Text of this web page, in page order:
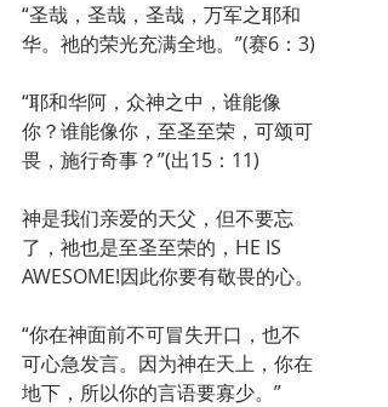
“圣哉，圣哉，圣哉，万军之耶和
华。祂的荣光充满全地。”(赛6：3)
“耶和华阿，众神之中，谁能像
你？谁能像你，至圣至荣，可颂可
畏，施行奇事？”(出15：11)
神是我们亲爱的天父，但不要忘
了，祂也是至圣至荣的，HE IS
AWESOME!因此你要有敬畏的心。
“你在神面前不可冒失开口，也不
可心急发言。因为神在天上，你在
地下，所以你的言语要寡少。”